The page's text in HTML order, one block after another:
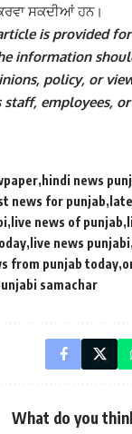
ਸਕਦੀਆਂ ਹਨ।
is provided
information
policy, or
staff, employees,
hindi news
news for punjab
live news of punjab
live news punjabi
from punjab today
samachar
What do you